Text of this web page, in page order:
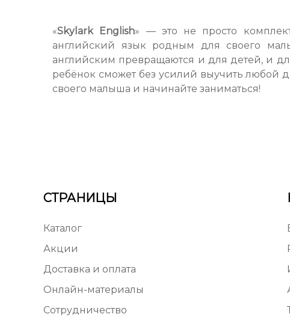
«Skylark English» — это не просто
английский язык родным для своего
английским превращаются и для детей, и
ребёнок сможет без усилий выучить любой
своего малыша и начинайте заниматься!
СТРАНИЦЫ
Каталог
Акции
Доставка и оплата
Онлайн-материалы
Сотрудничество